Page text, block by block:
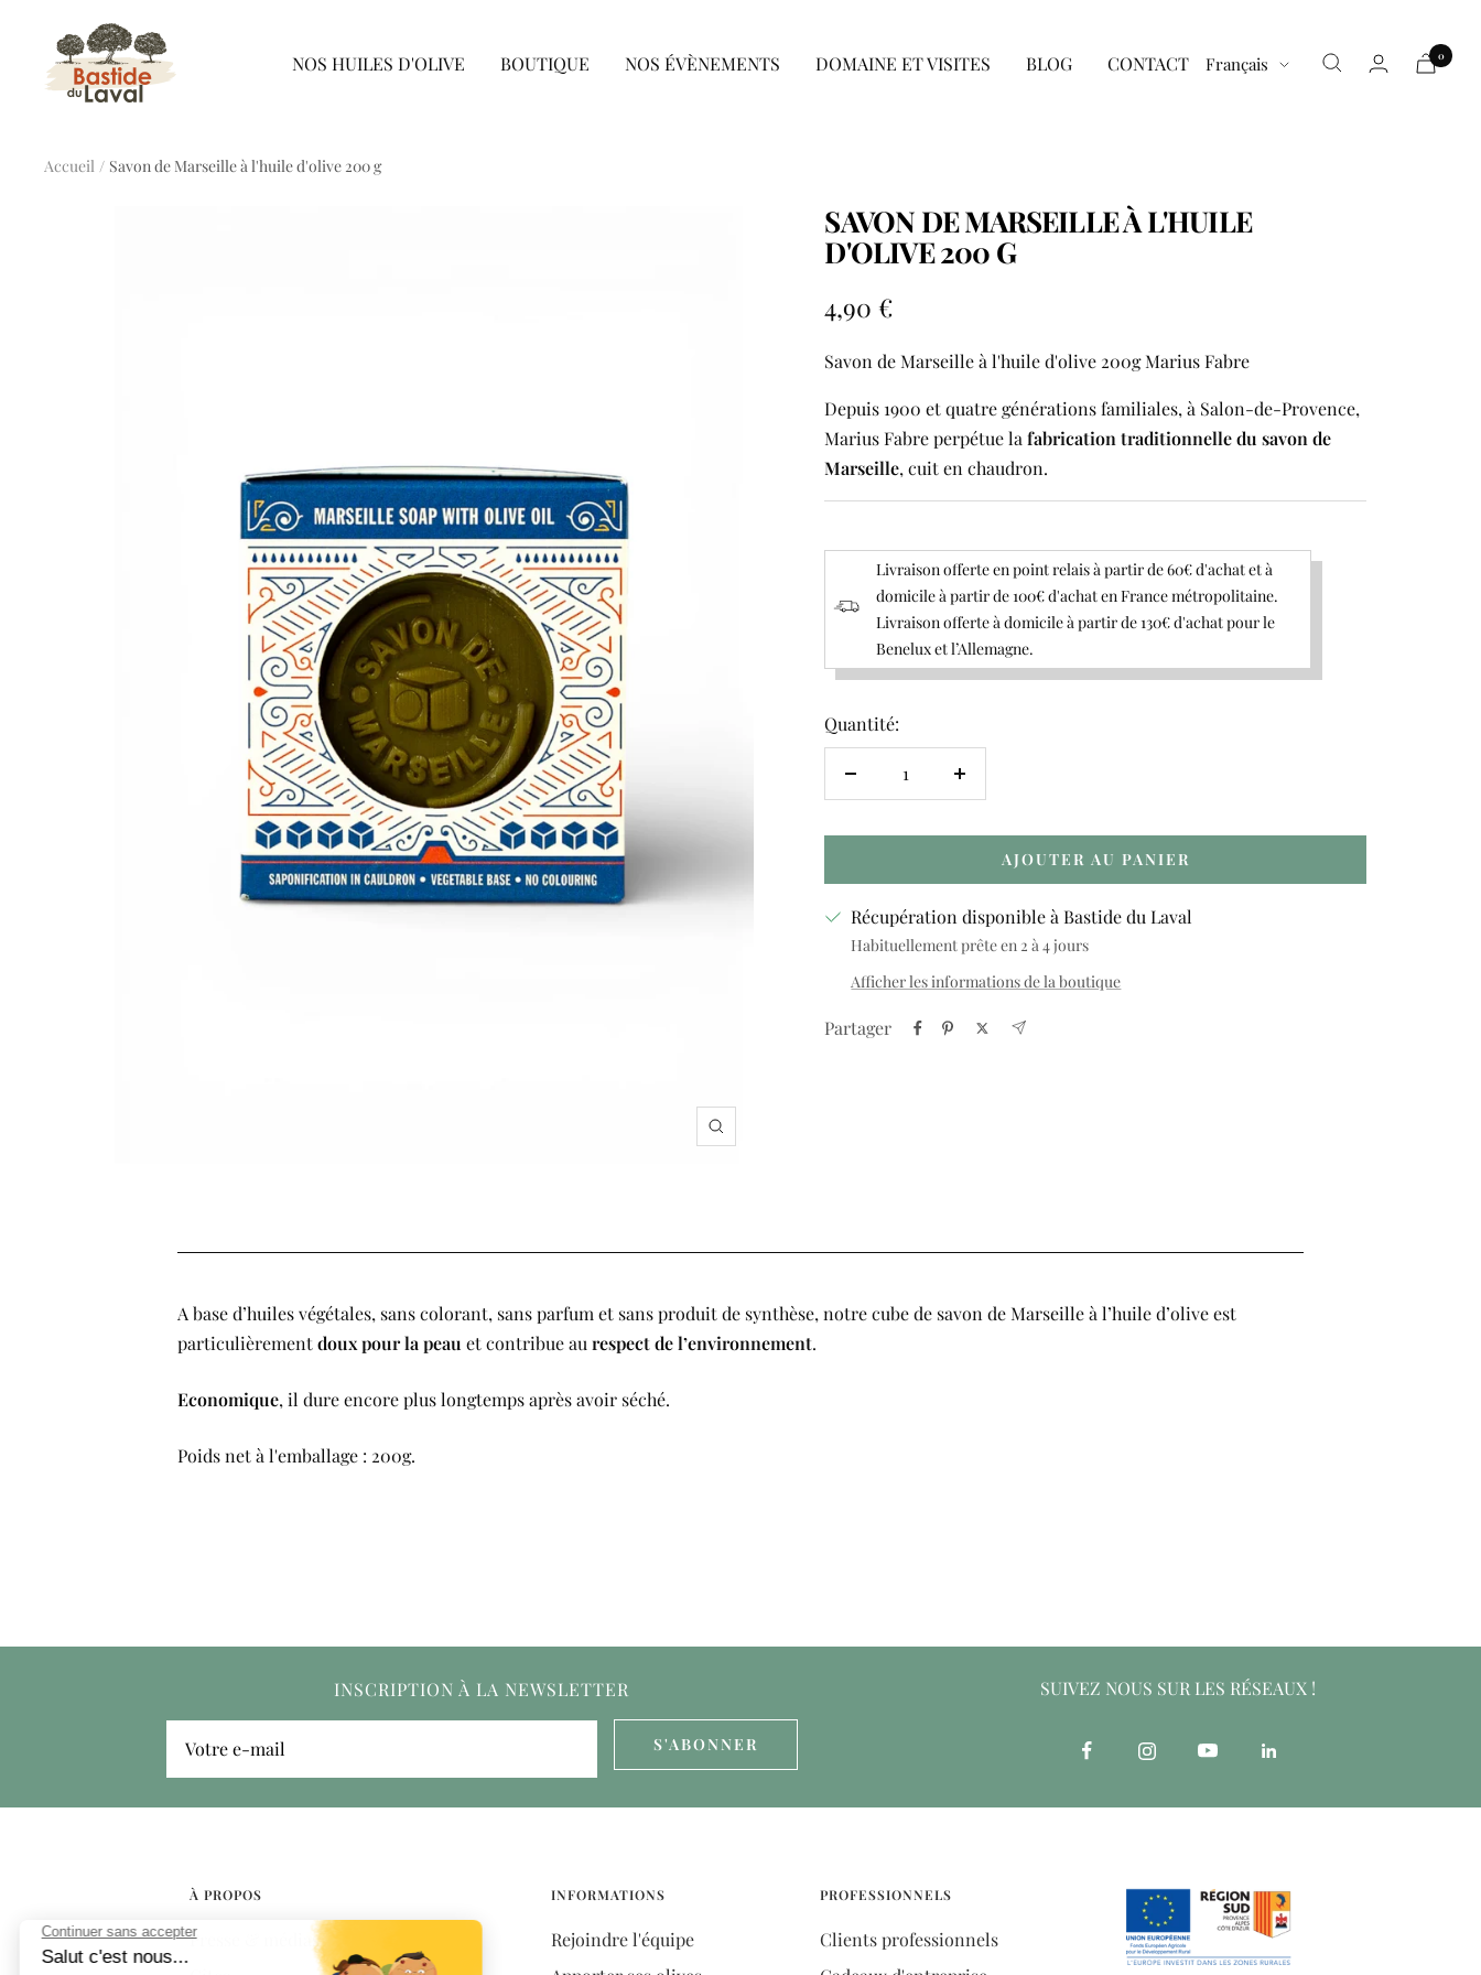
contenu
NOS HUILES D'OLIVE BOUTIQUE NOS ÉVÈNEMENTS DOMAINE ET VISITES BLOG CONTACT
Bastide
du
Laval
Langue
Français 0
Accueil Savon de Marseille à l'huile d'olive 200 g
Zoom
SAVON DE MARSEILLE À L'HUILE
D'OLIVE 200 G
Prix
de
4,90 €
Savon de Marseille à l'huile d'olive 200g Marius Fabre
Depuis 1900 et quatre générations familiales, à Salon-de-Provence,
Marius Fabre perpétue lafabrication traditionnelle du savon de
Marseille, cuit en chaudron.
Livraison offerte en point relais à partir de 60€ d'achat et à
domicile à partir de 100€ d'achat en France métropolitaine.
Livraison offerte à domicile à partir de 130€ d'achat pour le
Benelux et l’Allemagne.
Quantité:
Réduire
Augmenter
AJOUTER AU PANIER
Récupération disponible à Bastide du Laval
Habituellement prête en 2 à 4 jours
Afficher les informations de la boutique
Partager
A base d’huiles végétales, sans colorant, sans parfum et sans produit de synthèse, notre cube de savon de Marseille à l’huile d’olive est
particulièrementdoux pour la peau et contribue aurespect de l’environnement.
Economique, il dure encore plus longtemps après avoir séché.
Poids net à l'emballage : 200g.
INSCRIPTION À LA NEWSLETTER
Votre e-mail S'ABONNER
SUIVEZ NOUS SUR LES RÉSEAUX !
À PROPOS
Presse & médias
INFORMATIONS
Rejoindre l'équipe
PROFESSIONNELS
Clients professionnels